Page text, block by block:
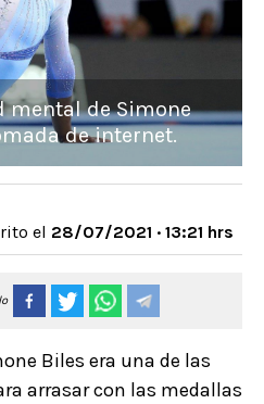
mental de Simone
de internet.
el 28/07/2021 · 13:21 hrs
Biles era una de las
arrasar con las medallas